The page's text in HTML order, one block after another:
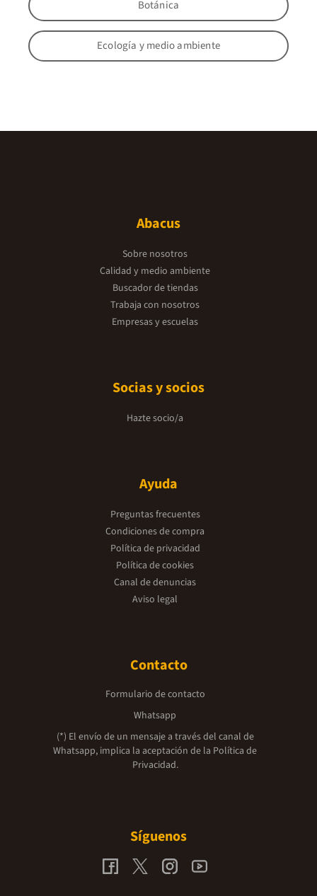
Botánica
Ecología y medio ambiente
Abacus
Sobre nosotros
Calidad y medio ambiente
Buscador de tiendas
Trabaja con nosotros
Empresas y escuelas
Socias y socios
Hazte socio/a
Ayuda
Preguntas frecuentes
Condiciones de compra
Política de privacidad
Política de cookies
Canal de denuncias
Aviso legal
Contacto
Formulario de contacto
Whatsapp
(*) El envío de un mensaje a través del canal de
Whatsapp, implica la aceptación de la Política de
Privacidad.
Síguenos